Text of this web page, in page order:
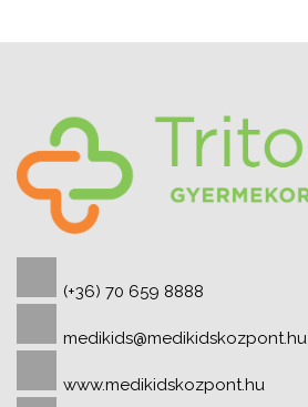
(+36) 70 659 8888
medikids@medikidskozpont.hu
www.medikidskozpont.hu